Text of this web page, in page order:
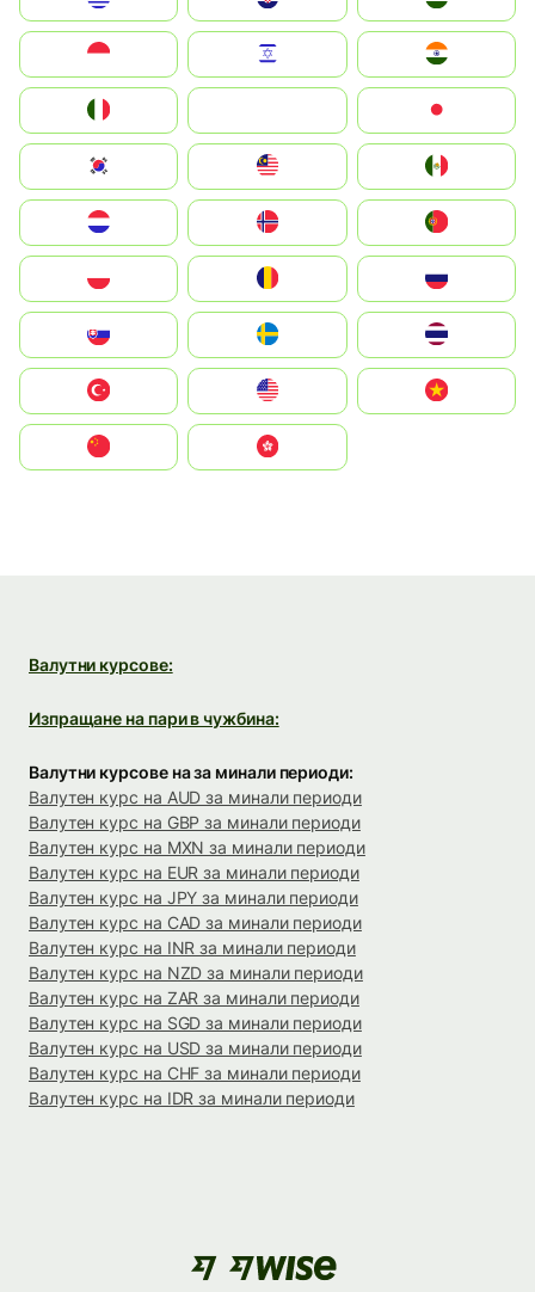
South Korea
United States
中國香港特別行政區
Валутни курсове:
Изпращане на пари в чужбина:
Валутни курсове на за минали периоди:
Валутен курс на AUD за минали периоди
Валутен курс на GBP за минали периоди
Валутен курс на MXN за минали периоди
Валутен курс на EUR за минали периоди
Валутен курс на JPY за минали периоди
Валутен курс на CAD за минали периоди
Валутен курс на INR за минали периоди
Валутен курс на NZD за минали периоди
Валутен курс на ZAR за минали периоди
Валутен курс на SGD за минали периоди
Валутен курс на USD за минали периоди
Валутен курс на CHF за минали периоди
Валутен курс на IDR за минали периоди